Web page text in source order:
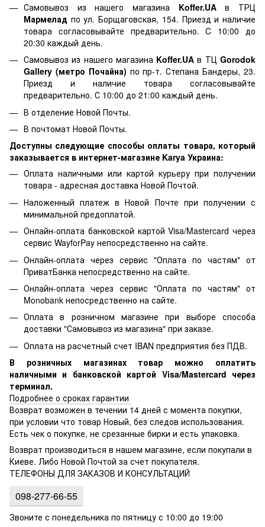
Самовывоз из нашего магазина Koffer.UAв ТРЦ
Мармелад по ул. Борщаговская, 154. Приезд и наличие
товара согласовывайте предварительно. C 10:00 до
20:30 каждый день.
Самовывоз из нашего магазина Koffer.UA в ТЦGorodok
Gallery (метро Почайна) по пр-т. Степана Бандеры, 23.
Приезд и наличие товара согласовывайте
предварительно. С 10:00 до 21:00 каждый день.
В отделение Новой Почты.
В почтомат Новой Почты.
Доступны следующие способы оплаты товара, который
заказывается в интернет-магазине Karya Украина:
Оплата наличными или картой курьеру при получении
товара - адресная доставка Новой Почтой.
Наложенный платеж в Новой Почте при получении с
минимальной предоплатой.
Онлайн-оплата банковской картой Visa/Mastercard через
сервис WayforPay непосредственно на сайте.
Онлайн-оплата через сервис "Оплата по частям" от
ПриватБанка непосредственно на сайте.
Онлайн-оплата через сервис "Оплата по частям" от
Monobank непосредственно на сайте.
Оплата в розничном магазине при выборе способа
доставки "Самовывоз из магазина" при заказе.
Оплата на расчетный счет IBAN предприятия без ПДВ.
В розничных магазинах товар можно оплатить
наличными и банковской картой Visa/Mastercard через
терминал.
Подробнее о сроках гарантии
Возврат возможен в течении 14 дней с момента покупки,
при условии что товар Новый, без следов использования.
Есть чек о покупке, не срезанные бирки и есть упаковка.
Возврат производиться в нашем магазине, если покупали в
Киеве. Либо Новой Почтой за счет покупателя.
ТЕЛЕФОНЫ ДЛЯ ЗАКАЗОВ И КОНСУЛЬТАЦИЙ
098-277-66-55
Звоните с понедельника по пятницу с 10:00 до 19:00